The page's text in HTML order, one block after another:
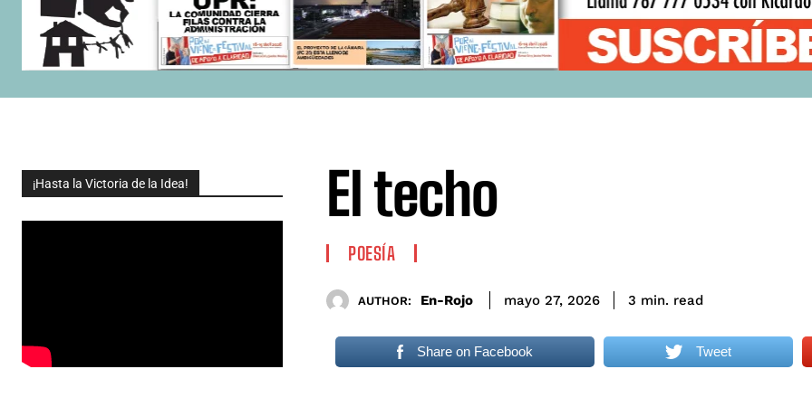
¡Hasta la Victoria de la Idea! El techo
POESÍA
AUTHOR: En-Rojo mayo 27, 2026 3 min. read
Share on Facebook Tweet